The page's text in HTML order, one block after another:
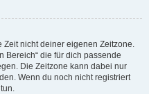
nicht deiner eigenen Zeitzone.
Bereich“ die für dich passende
Die Zeitzone kann dabei nur
Wenn du noch nicht registriert